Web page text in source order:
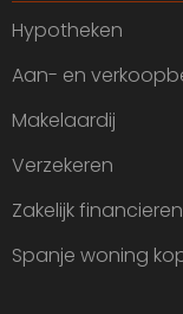
Hypotheken
Aan- en
Makelaardij
Verzekeren
Zakelijk financieren
Spanje woning